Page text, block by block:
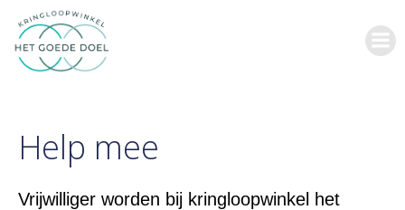
Help mee
Vrijwilliger worden bij kringloopwinkel het